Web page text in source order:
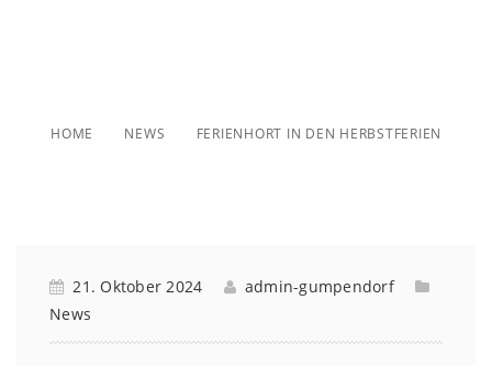
HOME NEWS FERIENHORT IN DEN HERBSTFERIEN
21. Oktober 2024
admin-gumpendorf
News